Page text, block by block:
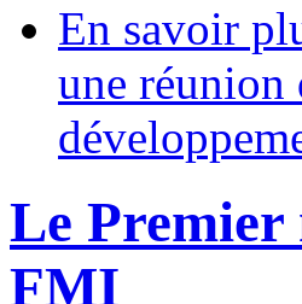
En savoir
une réunion
Le Premier
FMI